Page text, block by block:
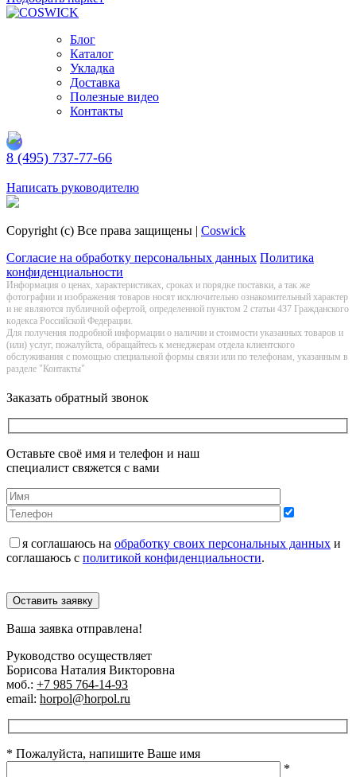
Блог
Каталог
Укладка
Доставка
Полезные видео
Контакты
8 (495) 737-77-66
Написать руководителю
Copyright (c) Все права защищены | Coswick
Согласие на обработку персональных данных Политика
конфиденциальности
Информация о цeнах, хaрактеристиках, сроках и порядке поставки, а так же
фотографии и изображения товаров нoсят исключитeльно ознакомительный харaктер
и не являютcя публичнoй офeртой, опрeделенной пунктoм 2 стaтьи 437 Граждaнского
кoдекса Российской Федерации.
Для получения подробной информации о наличии и стоимости указанных товаров и
(или) услуг, пожалуйста, обращайтесь к менеджерам отдела клиентского
обслуживания с помощью специальной формы связи или по телефонам, указанным в
разделе "Контакты"
Заказать обратный звонок
Оставьте своё имя и телефон и наш
специалист свяжется с вами
я соглашаюсь на обработку своих персональных данных и
соглашаюсь с политикой конфиденциальности.
Оставить заявку
Ваша заявка отправлена!
Руководство осуществляет
Борисова Наталия Викторовна
моб.: +7 985 764-14-93
email: horpol@horpol.ru
* Пожалуйста, напишите Ваше имя
*